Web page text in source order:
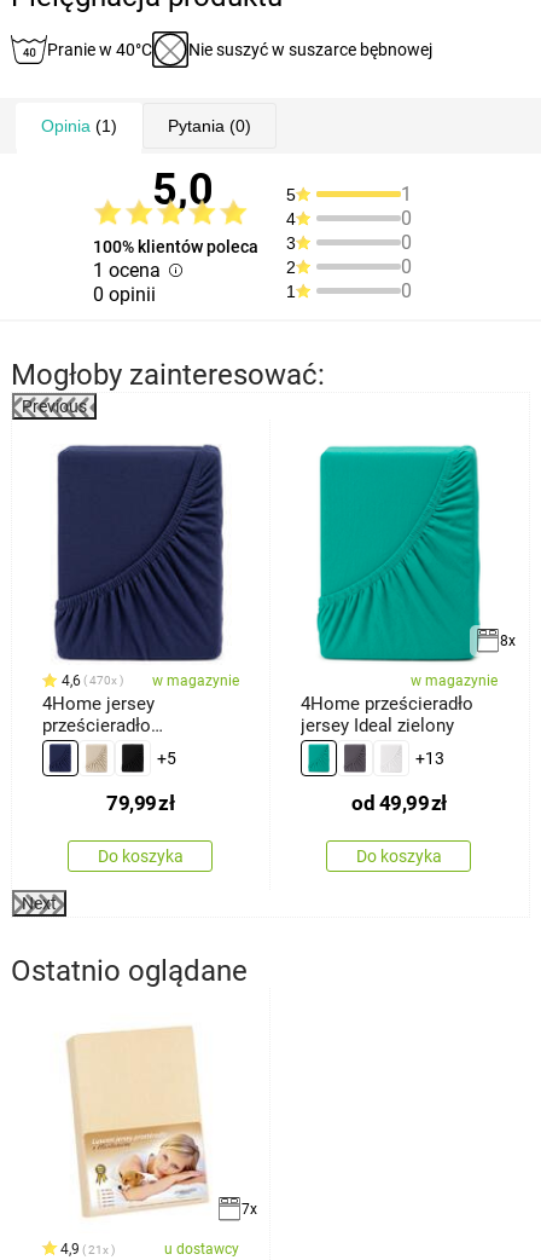
Pranie w 40°C Nie suszyć w suszarce bębnowej
Opinia (1) Pytania (0)
5,0
100% klientów poleca
1 ocena
0 opinii
5 1
4 0
3 0
2 0
1 0
Mogłoby zainteresować:
Previous
4,6 470x w magazynie
4Home jersey
prześcieradło
ciemnoniebieski, 180 x
200 cm
+5
79,99zł
Do koszyka
8x
w magazynie
4Home prześcieradło
jersey Ideal zielony
+13
od 49,99zł
Do koszyka
Next
Ostatnio oglądane
7x
4,9 21x u dostawcy